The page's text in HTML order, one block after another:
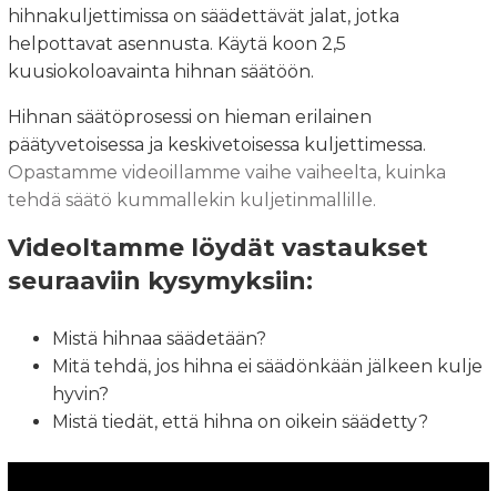
hihnakuljettimissa on säädettävät jalat, jotka
helpottavat asennusta. Käytä koon 2,5
kuusiokoloavainta hihnan säätöön.
Hihnan säätöprosessi on hieman erilainen
päätyvetoisessa ja keskivetoisessa kuljettimessa.
Opastamme videoillamme vaihe vaiheelta, kuinka
tehdä säätö kummallekin kuljetinmallille.
Videoltamme löydät vastaukset
seuraaviin kysymyksiin:
Mistä hihnaa säädetään?
Mitä tehdä, jos hihna ei säädönkään jälkeen kulje
hyvin?
Mistä tiedät, että hihna on oikein säädetty?